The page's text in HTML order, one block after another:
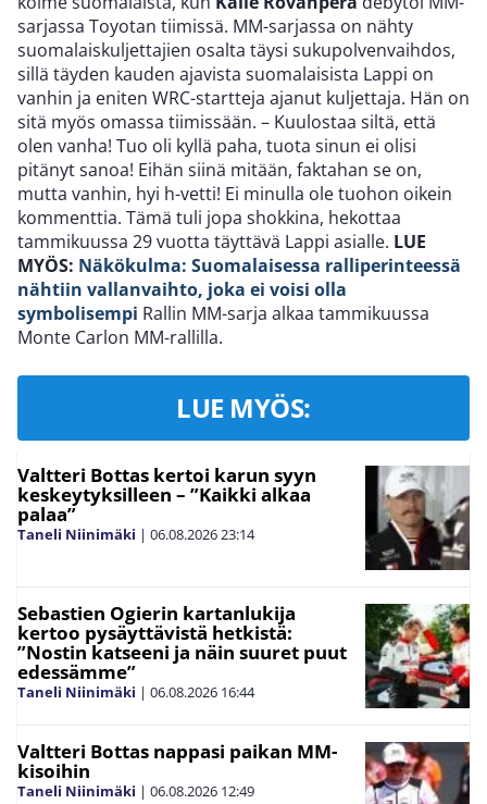
sarjassa Toyotan tiimissä. MM-sarjassa on nähty
suomalaiskuljettajien osalta täysi sukupolvenvaihdos,
sillä täyden kauden ajavista suomalaisista Lappi on
vanhin ja eniten WRC-startteja ajanut kuljettaja. Hän on
sitä myös omassa tiimissään. – Kuulostaa siltä, että
olen vanha! Tuo oli kyllä paha, tuota sinun ei olisi
pitänyt sanoa! Eihän siinä mitään, faktahan se on,
mutta vanhin, hyi h-vetti! Ei minulla ole tuohon oikein
kommenttia. Tämä tuli jopa shokkina, hekottaa
tammikuussa 29 vuotta täyttävä Lappi asialle. LUE
MYÖS: Näkökulma: Suomalaisessa ralliperinteessä
nähtiin vallanvaihto, joka ei voisi olla
symbolisempi Rallin MM-sarja alkaa tammikuussa
Monte Carlon MM-rallilla.
LUE MYÖS:
Valtteri Bottas kertoi karun syyn
keskeytyksilleen – ”Kaikki alkaa
palaa”
Taneli Niinimäki | 06.08.202623:14
Sebastien Ogierin kartanlukija
kertoo pysäyttävistä hetkistä:
”Nostin katseeni ja näin suuret puut
edessämme”
Taneli Niinimäki | 06.08.2026 16:44
Valtteri Bottas nappasi paikan MM-
kisoihin
Taneli Niinimäki | 06.08.2026 12:49